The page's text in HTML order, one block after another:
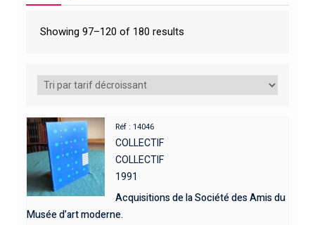
Showing 97–120 of 180 results
Réf : 14046
COLLECTIF
COLLECTIF
1991
Acquisitions de la Société des Amis du
Musée d’art moderne.